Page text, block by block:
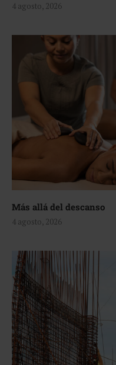
4 agosto, 2026
Más allá del descanso
4 agosto, 2026